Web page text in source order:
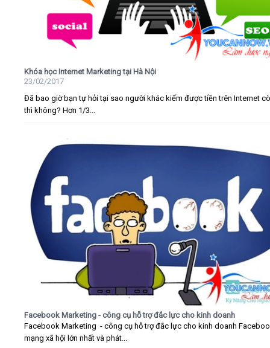
Khóa học Internet Marketing tại Hà Nội
23/02/2017
Đã bao giờ bạn tự hỏi tại sao người khác kiếm được tiền trên Internet
thì không? Hơn 1/3...
Facebook Marketing - công cụ hỗ trợ đắc lực cho kinh doanh
Facebook Marketing - công cụ hỗ trợ đắc lực cho kinh doanh
mạng xã hội lớn nhất và phát...